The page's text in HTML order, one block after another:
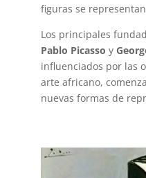
figuras se
Los principales
Pablo Picasso y
influenciados por las
arte africano,
nuevas formas de